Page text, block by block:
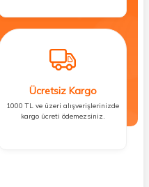
Ücretsiz Kargo
1000 TL ve üzeri alışverişlerinizde
kargo ücreti ödemezsiniz.